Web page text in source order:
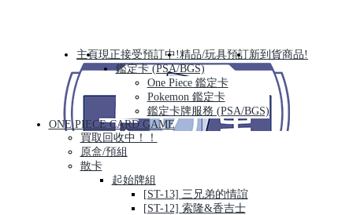
主頁現正接受預訂中!精品/玩具預訂新到貨商品!
鑑定卡 (PSA/BGS)
One Piece 鑑定卡
Pokemon 鑑定卡
鑑定卡牌服務 (PSA/BGS)
ONE PIECE CARD GAME
買取回收中！！
原盒/預組
散卡
起始牌組
[ST-13] 三兄弟的情誼
[ST-12] 索隆&香吉士